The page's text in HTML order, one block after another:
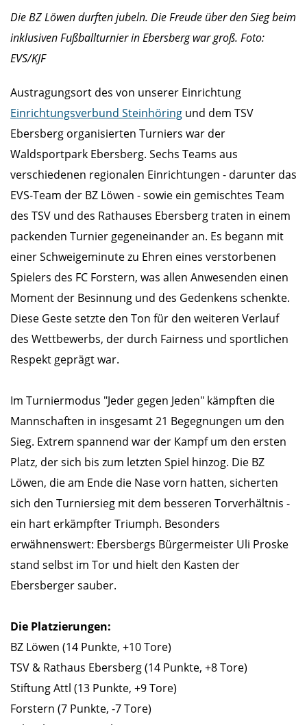
Die BZ Löwen durften jubeln. Die Freude über den Sieg beim
inklusiven Fußballturnier in Ebersberg war groß. Foto:
EVS/KJF
Austragungsort des von unserer Einrichtung
Einrichtungsverbund Steinhöring und dem TSV
Ebersberg organisierten Turniers war der
Waldsportpark Ebersberg. Sechs Teams aus
verschiedenen regionalen Einrichtungen - darunter das
EVS-Team der BZ Löwen - sowie ein gemischtes Team
des TSV und des Rathauses Ebersberg traten in einem
packenden Turnier gegeneinander an. Es begann mit
einer Schweigeminute zu Ehren eines verstorbenen
Spielers des FC Forstern, was allen Anwesenden einen
Moment der Besinnung und des Gedenkens schenkte.
Diese Geste setzte den Ton für den weiteren Verlauf
des Wettbewerbs, der durch Fairness und sportlichen
Respekt geprägt war.
Im Turniermodus "Jeder gegen Jeden" kämpften die
Mannschaften in insgesamt 21 Begegnungen um den
Sieg. Extrem spannend war der Kampf um den ersten
Platz, der sich bis zum letzten Spiel hinzog. Die BZ
Löwen, die am Ende die Nase vorn hatten, sicherten
sich den Turniersieg mit dem besseren Torverhältnis -
ein hart erkämpfter Triumph. Besonders
erwähnenswert: Ebersbergs Bürgermeister Uli Proske
stand selbst im Tor und hielt den Kasten der
Ebersberger sauber.
Die Platzierungen:
BZ Löwen (14 Punkte, +10 Tore)
TSV & Rathaus Ebersberg (14 Punkte, +8 Tore)
Stiftung Attl (13 Punkte, +9 Tore)
Forstern (7 Punkte, -7 Tore)